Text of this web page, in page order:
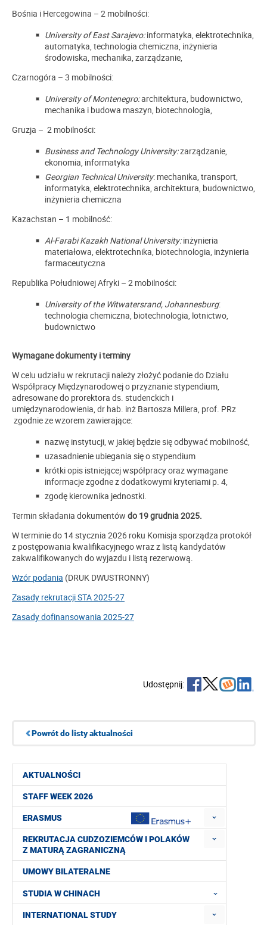
AKTUALNOŚCI
STAFF WEEK 2026
ERASMUS
REKRUTACJA CUDZOZIEMCÓW I POLAKÓW
Z MATURĄ ZAGRANICZNĄ
UMOWY BILATERALNE
STUDIA W CHINACH
INTERNATIONAL STUDY
Bośnia i Hercegowina – 2 mobilności:
University of East Sarajevo: informatyka, elektrotechnika,
automatyka, technologia chemiczna, inżynieria
środowiska, mechanika, zarządzanie,
Czarnogóra – 3 mobilności:
University of Montenegro:architektura, budownictwo,
mechanika i budowa maszyn, biotechnologia,
Gruzja – 2 mobilności:
Business and Technology University:zarządzanie,
ekonomia, informatyka
Georgian Technical University: mechanika, transport,
informatyka, elektrotechnika, architektura, budownictwo,
inżynieria chemiczna
Kazachstan – 1 mobilność:
Al-Farabi Kazakh National University: inżynieria
materiałowa, elektrotechnika, biotechnologia, inżynieria
farmaceutyczna
Republika Południowej Afryki – 2 mobilności:
University of the Witwatersrand, Johannesburg:
technologia chemiczna, biotechnologia, lotnictwo,
budownictwo
Wymagane dokumenty i terminy
W celu udziału w rekrutacji należy złożyć podanie do Działu
Współpracy Międzynarodowej o przyznanie stypendium,
adresowane do prorektora ds. studenckich i
umiędzynarodowienia, dr hab. inż Bartosza Millera, prof. PRz
zgodnie ze wzorem zawierające:
nazwę instytucji, w jakiej będzie się odbywać mobilność,
uzasadnienie ubiegania się o stypendium
krótki opis istniejącej współpracy oraz wymagane
informacje zgodne z dodatkowymi kryteriami p. 4,
zgodę kierownika jednostki.
Termin składania dokumentów do 19 grudnia 2025.
W terminie do 14 stycznia 2026 roku Komisja sporządza protokół
z postępowania kwalifikacyjnego wraz z listą kandydatów
zakwalifikowanych do wyjazdu i listą rezerwową.
Wzór podania (DRUK DWUSTRONNY)
Zasady rekrutacji STA 2025-27
Zasady dofinansowania 2025-27
Udostępnij:
Powrót do listy aktualności